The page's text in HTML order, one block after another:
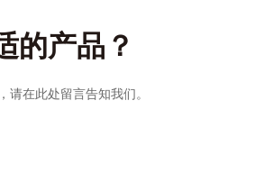
的产品？
请在此处留言告知我们。